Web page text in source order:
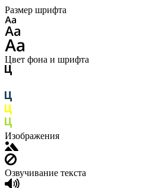
Размер шрифта
Цвет фона и шрифта
Изображения
Озвучивание текста